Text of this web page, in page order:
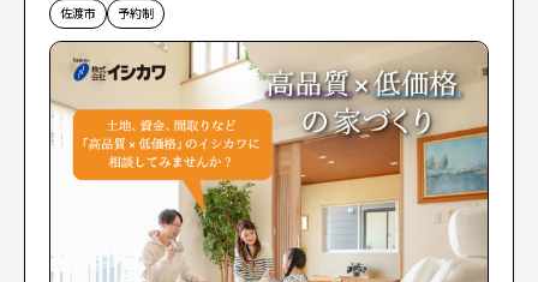
佐渡市 予約制